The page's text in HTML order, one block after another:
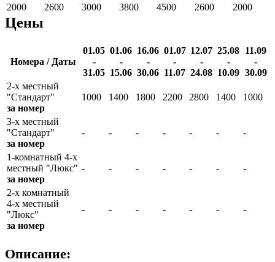
2000
2600 3000 3800 4500 2600 2000
Цены
Номера / Даты
01.05
-
31.05
01.06
-
15.06
16.06
-
30.06
01.07
-
11.07
12.07
-
24.08
25.08
-
10.09
11.09
-
30.09
2-х местный
"Стандарт"
за номер
1000 1400 1800 2200 2800 1400 1000
3-х местный
"Стандарт"
за номер
- - - - - - -
1-комнатный 4-х
местный "Люкс"
за номер
- - - - - - -
2-х комнатный
4-х местный
"Люкс"
за номер
- - - - - - -
Описание: